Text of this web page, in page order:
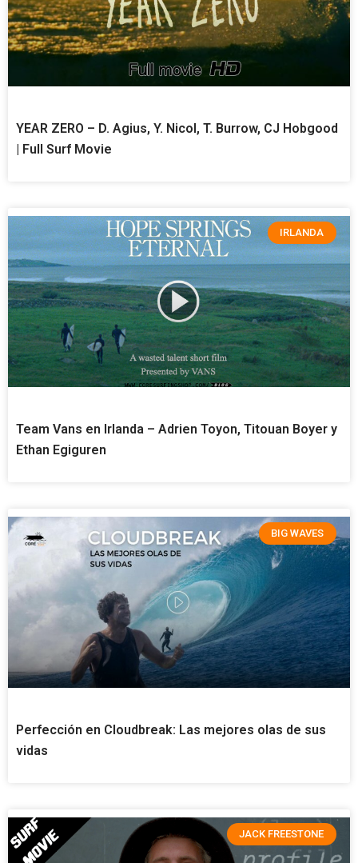
YEAR ZERO – D. Agius, Y. Nicol, T. Burrow, CJ Hobgood
| Full Surf Movie
IRLANDA
Team Vans en Irlanda – Adrien Toyon, Titouan Boyer y
Ethan Egiguren
BIG WAVES
Perfección en Cloudbreak: Las mejores olas de sus
vidas
JACK FREESTONE